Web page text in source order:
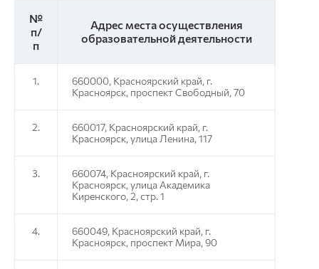
№
п/
п
Адрес места осуществления
образовательной деятельности
1.
660000, Красноярский край, г.
Красноярск, проспект Свободный, 70
2.
660017, Красноярский край, г.
Красноярск, улица Ленина, 117
3.
660074, Красноярский край, г.
Красноярск, улица Академика
Киренского, 2, стр. 1
4.
660049, Красноярский край, г.
Красноярск, проспект Мира, 90